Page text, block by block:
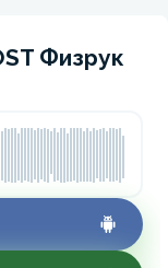
Физрук